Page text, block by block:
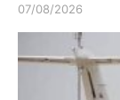
07/08/2026